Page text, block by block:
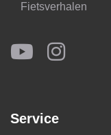
Fietsverhalen
Service